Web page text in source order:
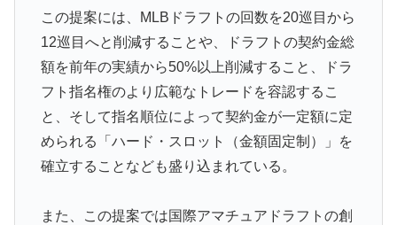
日本の食品、買ってみたものの使い道が分からない外国
人が続出
▶ 【海外の反応】村上宗隆が100マイル粉砕の26号弾で逆
転の口火に「三振率＆四球率が高い奇妙な二面性」
▶
韓国人「韓国人が『日本の地下鉄は複雑すぎる』と感じ
る驚きの理由がこちらです‥」→「あまりの難易度の高
さに冷や汗をかいた‥」
何？」
この提案には、MLBドラフトの回数を20巡目から
12巡目へと削減することや、ドラフトの契約金総
額を前年の実績から50%以上削減すること、ドラ
フト指名権のより広範なトレードを容認するこ
と、そして指名順位によって契約金が一定額に定
められる「ハード・スロット（金額固定制）」を
確立することなども盛り込まれている。
また、この提案では国際アマチュアドラフトの創